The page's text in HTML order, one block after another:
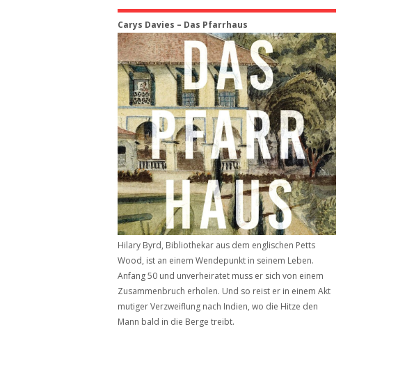
Carys Davies – Das Pfarrhaus
Hilary Byrd, Bibliothekar aus dem englischen Petts
Wood, ist an einem Wendepunkt in seinem Leben.
Anfang 50 und unverheiratet muss er sich von einem
Zusammenbruch erholen. Und so reist er in einem Akt
mutiger Verzweiflung nach Indien, wo die Hitze den
Mann bald in die Berge treibt.